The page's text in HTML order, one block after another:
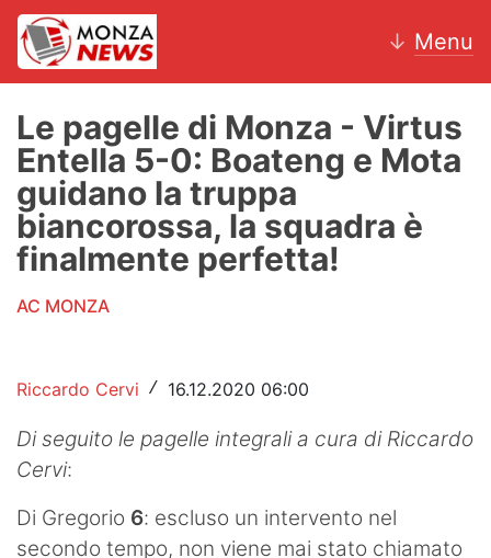
↓ Menu
News
AC Monza
Calcio
Volley
Hockey
Altri sport
Hockey
Le pagelle di Monza - Virtus
Entella 5-0: Boateng e Mota
guidano la truppa
biancorossa, la squadra è
finalmente perfetta!
AC MONZA
Riccardo Cervi / 16.12.2020 06:00
Di seguito le pagelle integrali a cura di Riccardo
Cervi:
Di Gregorio 6: escluso un intervento nel
secondo tempo, non viene mai stato chiamato